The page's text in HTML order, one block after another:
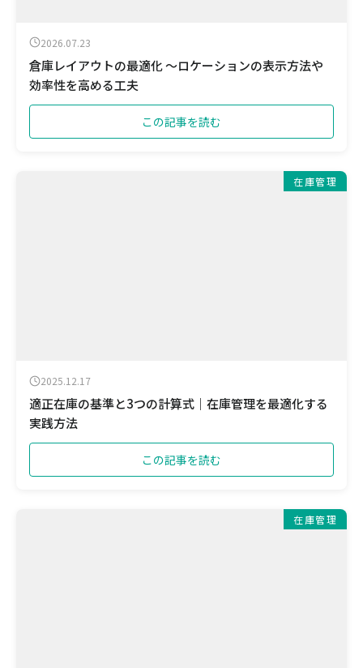
2026.07.23
倉庫レイアウトの最適化 ～ロケーションの表示方法や
効率性を高める工夫
この記事を読む
在庫管理
2025.12.17
適正在庫の基準と3つの計算式｜在庫管理を最適化する
実践方法
この記事を読む
在庫管理